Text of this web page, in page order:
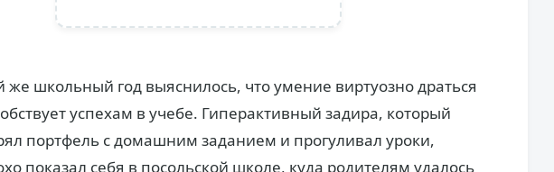
школьный год выяснилось, что умение виртуозно драться
успехам в учебе. Гиперактивный задира, который
портфель с домашним заданием и прогуливал уроки,
показал себя в посольской школе, куда родителям удалось